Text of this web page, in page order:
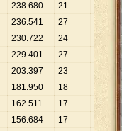
238.680 21 11
366
236.541 27
230.722 24 9
229.401 27
496
203.397 23 8
181.950 18 . 108
162.511 17 9.
156.684 17
217